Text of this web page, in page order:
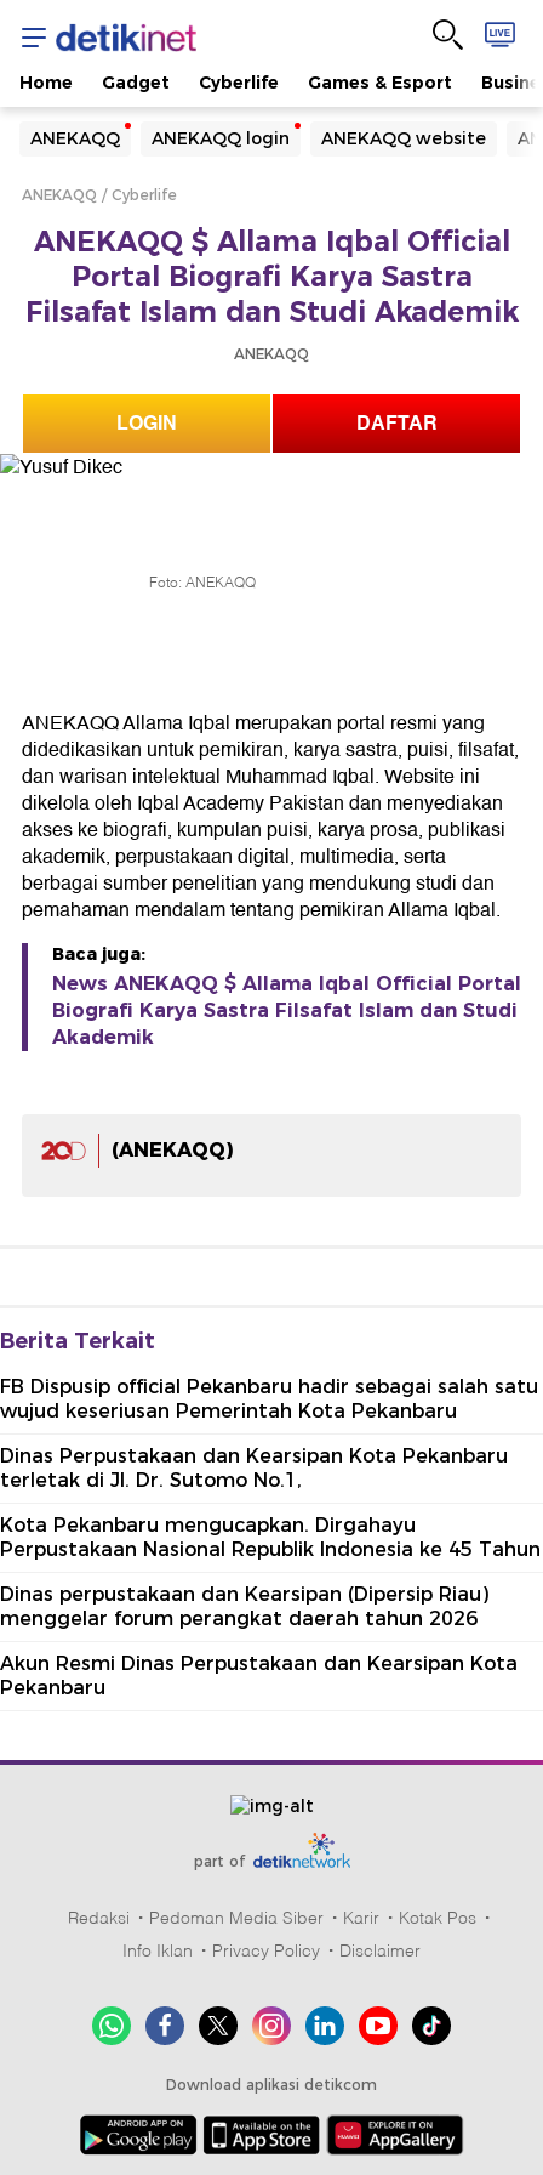
Home Gadget Cyberlife Games & Esport
ANEKAQQ ANEKAQQ login ANEKAQQ website
Yang sedang ramai dicari
Loading...
Loading...
ANEKAQQ Cyberlife
ANEKAQQ $ Allama Iqbal Official
Portal Biografi Karya Sastra
Filsafat Islam dan Studi Akademik
ANEKAQQ
LOGIN DAFTAR
Foto: ANEKAQQ
ANEKAQQ Allama Iqbal merupakan portal resmi yang
didedikasikan untuk pemikiran, karya sastra, puisi, filsafat,
dan warisan intelektual Muhammad Iqbal. Website ini
dikelola oleh Iqbal Academy Pakistan dan menyediakan
akses ke biografi, kumpulan puisi, karya prosa, publikasi
akademik, perpustakaan digital, multimedia, serta
berbagai sumber penelitian yang mendukung studi dan
pemahaman mendalam tentang pemikiran Allama Iqbal.
Baca juga:
News ANEKAQQ $ Allama Iqbal Official Portal
Biografi Karya Sastra Filsafat Islam dan Studi
Akademik
(ANEKAQQ)
Berita Terkait
FB Dispusip official Pekanbaru hadir sebagai salah satu
wujud keseriusan Pemerintah Kota Pekanbaru
Dinas Perpustakaan dan Kearsipan Kota Pekanbaru
terletak di Jl. Dr. Sutomo No.1,
Kota Pekanbaru mengucapkan. Dirgahayu
Perpustakaan Nasional Republik Indonesia ke 45 Tahun
Dinas perpustakaan dan Kearsipan (Dipersip Riau)
menggelar forum perangkat daerah tahun 2026
Akun Resmi Dinas Perpustakaan dan Kearsipan Kota
Pekanbaru
part of
Redaksi Pedoman Media Siber Karir
Kotak Pos
Info Iklan
Privacy Policy Disclaimer
Download aplikasi detikcom